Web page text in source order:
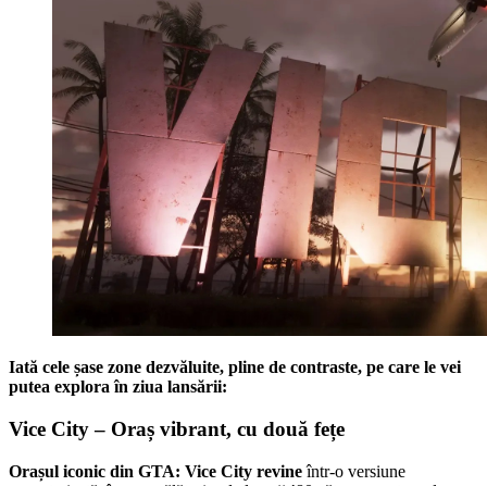
Iată cele șase zone dezvăluite, pline de contraste, pe care le vei
putea explora în ziua lansării:
Vice City – Oraș vibrant, cu două fețe
Orașul iconic din GTA: Vice City revineîntr-o versiune